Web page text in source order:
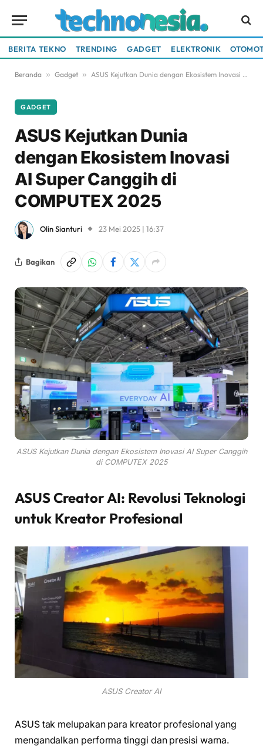
BERITA TEKNO TRENDING GADGET ELEKTRONIK
Beranda » Gadget » ASUS Kejutkan Dunia dengan Ekosistem Inovasi AI Super Canggih di COMPUTEX 2025
GADGET
ASUS Kejutkan Dunia
dengan Ekosistem Inovasi
AI Super Canggih di
COMPUTEX 2025
Olin Sianturi 23 Mei 2025 | 16:37
Bagikan
ASUS Kejutkan Dunia dengan Ekosistem Inovasi AI Super Canggih
di COMPUTEX 2025
ASUS Creator AI: Revolusi Teknologi
untuk Kreator Profesional
ASUS Creator AI
ASUS tak melupakan para kreator profesional yang
mengandalkan performa tinggi dan presisi warna.